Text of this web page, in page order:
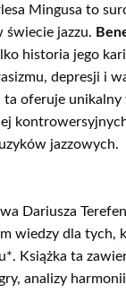
Mingusa to
świecie jazzu.
historia jego
depresji i
ta oferuje
jazzowych.
Dariusza
wiedzy dla tych,
Książka ta
analizy